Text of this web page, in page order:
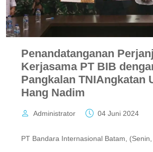
Penandatanganan
Kerjasama PT BIB
Pangkalan TNIAngkatan
Hang Nadim
Administrator 04 Juni 2024
PT Bandara Internasional Batam,